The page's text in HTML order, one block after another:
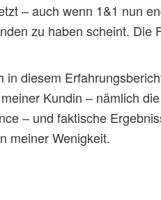
– auch wenn 1&1 nun
zu haben scheint. Die
in diesem
Kundin – nämlich
– und faktische
meiner Wenigkeit.